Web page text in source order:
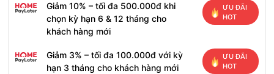
Giảm 10% – tối đa 500.000đ khi
chọn kỳ hạn 6 & 12 tháng cho
khách hàng mới
ƯU ĐÃI
HOT
Giảm 3% – tối đa 100.000đ với kỳ
hạn 3 tháng cho khách hàng mới
ƯU ĐÃI
HOT